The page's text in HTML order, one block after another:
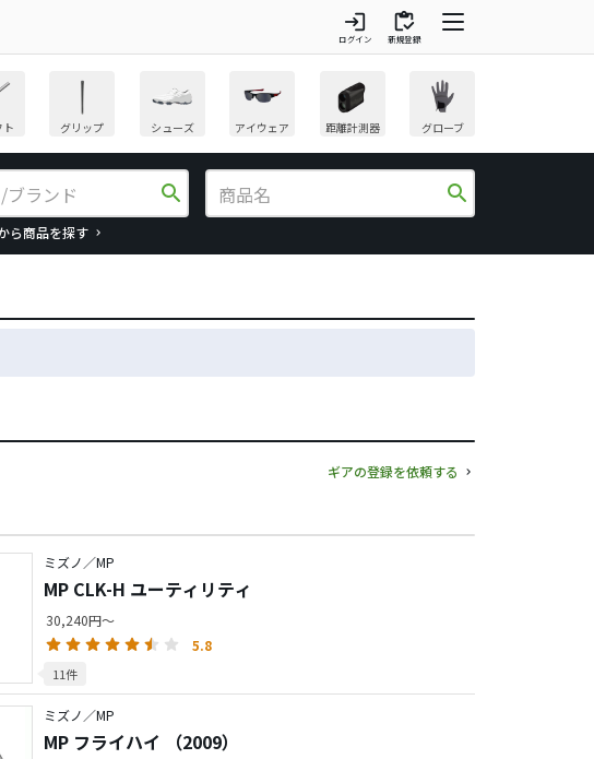
login
ログイン
inventory
新規登録
ト グリップ シューズ アイウェア 距離計測器 グローブ
search
ら商品を探す
search
ギアの登録を依頼する
ミズノ／MP
MP CLK-H ユーティリティ
30,240円～
5.8
11件
ミズノ／MP
MP フライハイ （2009）